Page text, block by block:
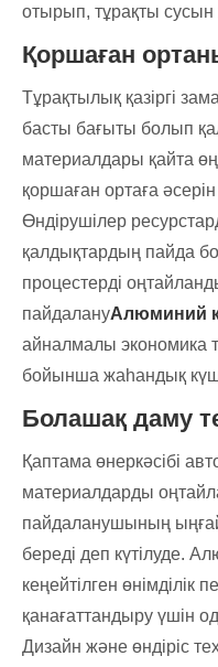
отырып, тұрақты сусын
Қоршаған
Тұрақтылық қазіргі
басты бағыты болып
материалдары қайта
қоршаған ортаға
Өндірушілер
қалдықтардың пайда
процестерді
пайдалануАлюминий
айналмалы экономика
бойынша жаһандық
Болашақ даму
Қаптама өнеркәсібі
материалдарды
пайдаланушының
береді деп күтілуде.
кеңейтілген өнімділік
қанағаттандыру үшін
Дизайн және өндіріс